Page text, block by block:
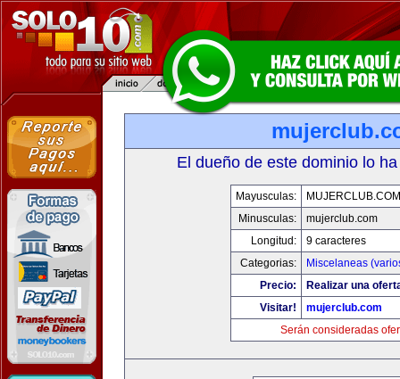
El dueño de este dominio lo
Mayusculas:
MUJERCLUB.COM
Minusculas:
mujerclub.com
Longitud:
9 caracteres
Categorias:
Miscelaneas
Precio:
Realizar una
Visitar!
mujerclub.com
Serán consideradas